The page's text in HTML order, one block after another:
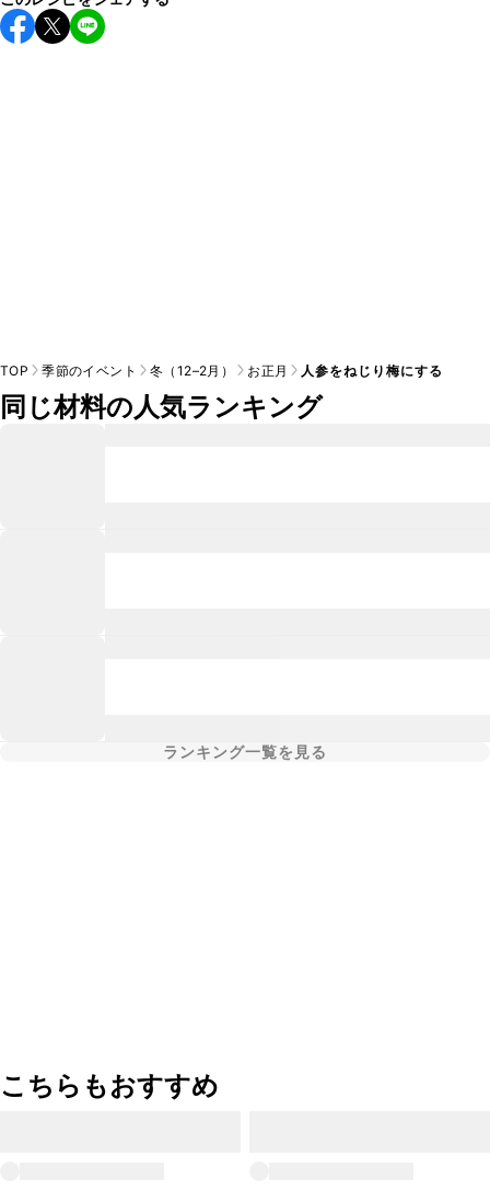
TOP 季節のイベント 冬（12–2月） お正月 人参をねじり梅にする
同じ材料の人気ランキング
ランキング一覧を見る
こちらもおすすめ